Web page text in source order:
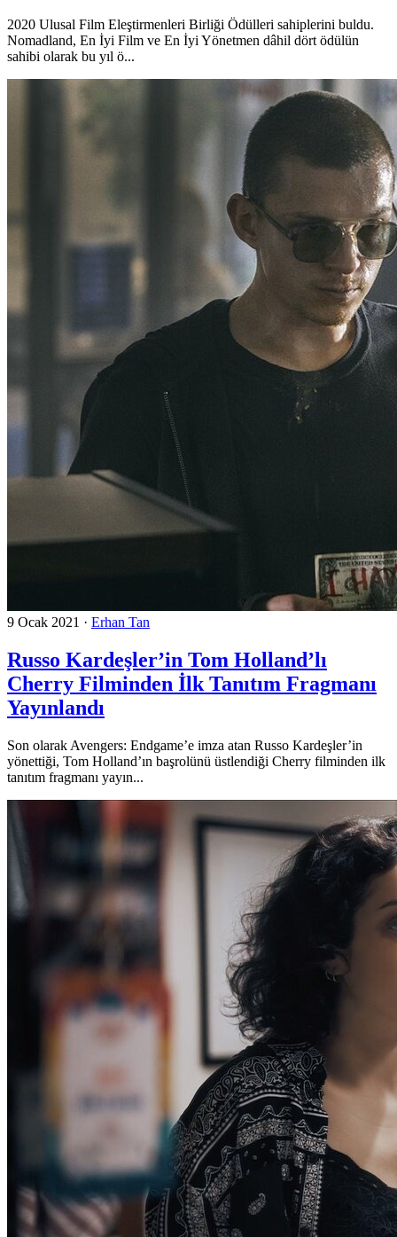
2020 Ulusal Film Eleştirmenleri Birliği Ödülleri sahiplerini buldu.
Nomadland, En İyi Film ve En İyi Yönetmen dâhil dört ödülün
sahibi olarak bu yıl ö...
9 Ocak 2021 · Erhan Tan
Russo Kardeşler’in Tom Holland’lı
Cherry Filminden İlk Tanıtım Fragmanı
Yayınlandı
Son olarak Avengers: Endgame’e imza atan Russo Kardeşler’in
yönettiği, Tom Holland’ın başrolünü üstlendiği Cherry filminden ilk
tanıtım fragmanı yayın...